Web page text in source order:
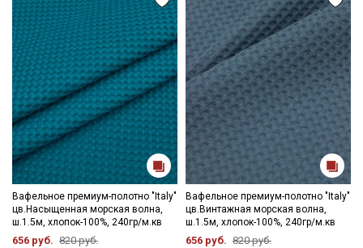
Вафельное премиум-полотно "Italy"
цв.Насыщенная морская волна,
ш.1.5м, хлопок-100%, 240гр/м.кв
656 руб. 820 руб.
Вафельное премиум-полотно "Italy"
цв.Винтажная морская волна,
ш.1.5м, хлопок-100%, 240гр/м.кв
656 руб. 820 руб.